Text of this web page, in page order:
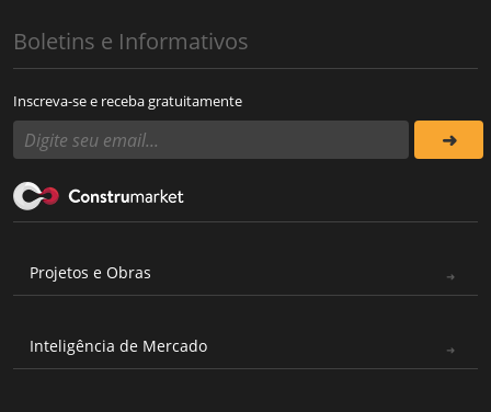
Boletins e Informativos
Inscreva-se e receba gratuitamente
Projetos e Obras
Inteligência de Mercado